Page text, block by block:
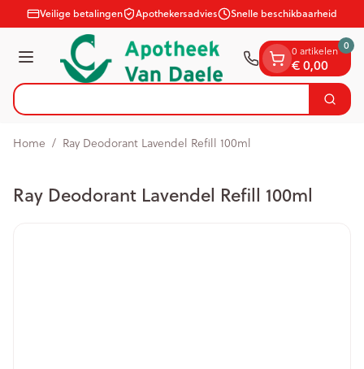
Ga naar de inhoud
1 van 1Veilige betalingen Apothekersadvies Snelle beschikbaarheid
Menu
Product, merk, categorie... Zoek
0 artikelen
€ 0,00
0
Home / Ray Deodorant Lavendel Refill 100ml
Ray Deodorant Lavendel Refill 100ml